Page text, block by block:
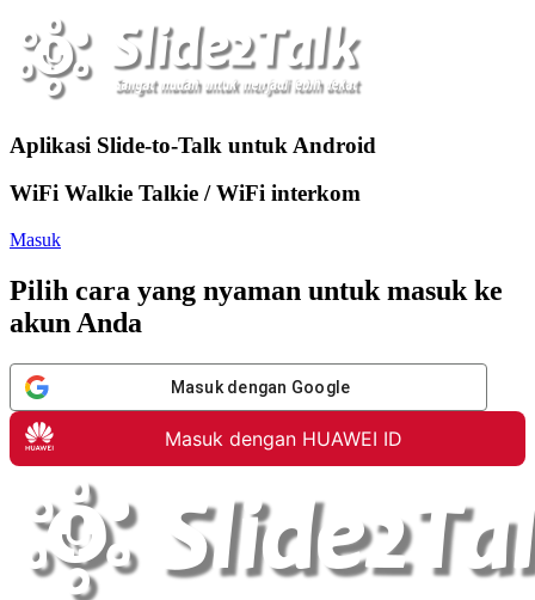
Aplikasi Slide-to-Talk untuk Android
WiFi Walkie Talkie / WiFi interkom
Masuk
Pilih cara yang nyaman untuk masuk ke
akun Anda
Masuk dengan Google
Masuk dengan HUAWEI ID